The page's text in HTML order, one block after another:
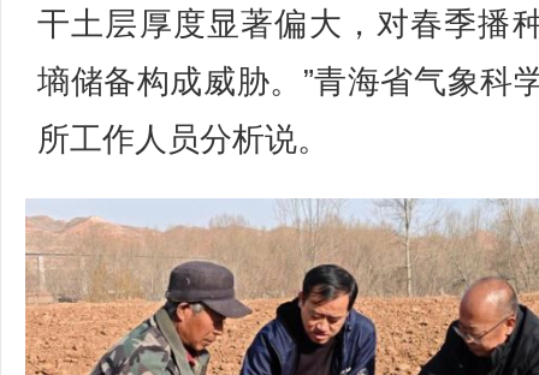
干土层厚度显著偏大，对春季播
墒储备构成威胁。”青海省气象科
所工作人员分析说。